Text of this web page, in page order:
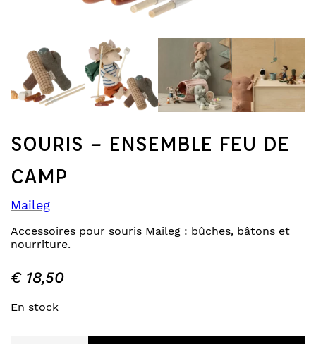
SOURIS – ENSEMBLE FEU DE
CAMP
Maileg
Accessoires pour souris Maileg : bûches, bâtons et
nourriture.
€18,50
En stock